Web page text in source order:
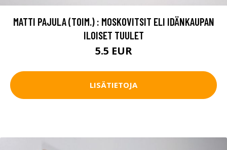
MATTI PAJULA (TOIM.) : MOSKOVITSIT ELI IDÄNKAUPAN
ILOISET TUULET
5.5 EUR
LISÄTIETOJA